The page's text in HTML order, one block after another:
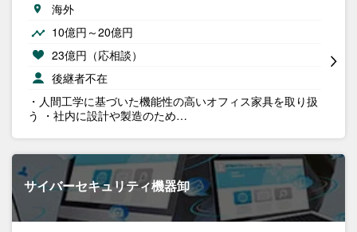
海外
10億円～20億円
23億円（応相談）
後継者不在
・人間工学に基づいた機能性の高いオフィス家具を取り扱
う ・社内に設計や製造のため…
サイバーセキュリティ機器卸